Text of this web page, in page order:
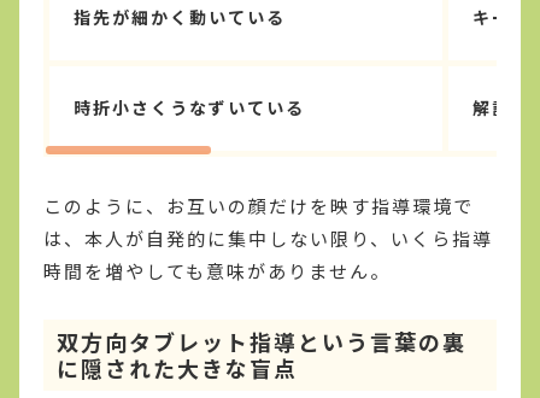
指先が細かく動いている キーボ
時折小さくうなずいている 解説を
このように、お互いの顔だけを映す指導環境で
は、本人が自発的に集中しない限り、いくら指導
時間を増やしても意味がありません。
双方向タブレット指導という言葉の裏
に隠された大きな盲点